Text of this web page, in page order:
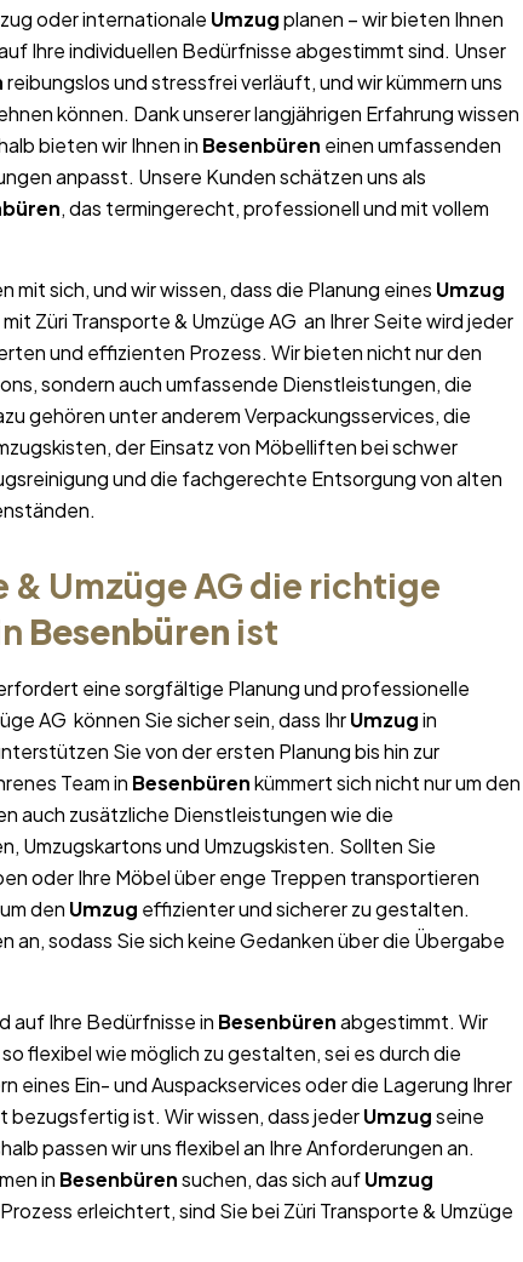
oder internationale Umzugplanen – wir bieten Ihnen
Ihre individuellen Bedürfnisse abgestimmt sind. Unser
reibungslos und stressfrei verläuft, und wir kümmern uns
können. Dank unserer langjährigen Erfahrung wissen
bieten wir Ihnen in Besenbüren einen umfassenden
anpasst. Unsere Kunden schätzen uns als
, das termingerecht, professionell und mit vollem
sich, und wir wissen, dass die Planung eines Umzug
Züri Transporte & Umzüge AG an Ihrer Seite wird jeder
und effizienten Prozess. Wir bieten nicht nur den
sondern auch umfassende Dienstleistungen, die
gehören unter anderem Verpackungsservices, die
der Einsatz von Möbelliften bei schwer
und die fachgerechte Entsorgung von alten
& Umzüge AG die richtige
Besenbüren ist
eine sorgfältige Planung und professionelle
AG können Sie sicher sein, dass IhrUmzugin
Sie von der ersten Planung bis hin zur
Team in Besenbürenkümmert sich nicht nur um den
auch zusätzliche Dienstleistungen wie die
Umzugskartons und Umzugskisten. Sollten Sie
oder Ihre Möbel über enge Treppen transportieren
den Umzug effizienter und sicherer zu gestalten.
an, sodass Sie sich keine Gedanken über die Übergabe
auf Ihre Bedürfnisse in Besenbürenabgestimmt. Wir
so flexibel wie möglich zu gestalten, sei es durch die
eines Ein- und Auspackservices oder die Lagerung Ihrer
bezugsfertig ist. Wir wissen, dass jederUmzugseine
passen wir uns flexibel an Ihre Anforderungen an.
in Besenbürensuchen, das sich aufUmzug
erleichtert, sind Sie bei Züri Transporte & Umzüge